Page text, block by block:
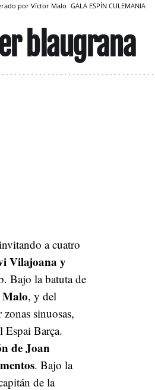
por Víctor Malo GALA ESPÍN CULEMANIA
blaugrana
a cuatro
Vilajoana y
Bajo la batuta de
, y del
sinuosas,
Espai Barça.
de Joan
. Bajo la
de la